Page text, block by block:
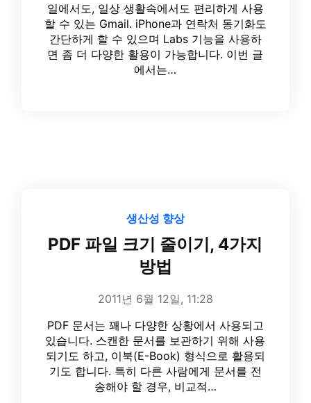
일에서도, 일상 생활속에서도 편리하게 사용
할 수 있는 Gmail. iPhone과 연락처 동기화도
간단하게 할 수 있으며 Labs 기능을 사용하
면 좀 더 다양한 활용이 가능합니다. 이번 글
에서는…
생산성 향상
PDF 파일 크기 줄이기, 4가지
방법
2011년 6월 12일, 11:28
PDF 문서는 꽤나 다양한 상황에서 사용되고
있습니다. 스캔한 문서를 보관하기 위해 사용
되기도 하고, 이북(E-Book) 형식으로 활용되
기도 합니다. 특히 다른 사람에게 문서를 전
송해야 할 경우, 비교적…